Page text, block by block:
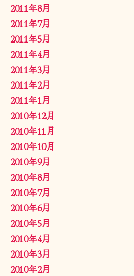
2011年8月
2011年7月
2011年5月
2011年4月
2011年3月
2011年2月
2011年1月
2010年12月
2010年11月
2010年10月
2010年9月
2010年8月
2010年7月
2010年6月
2010年5月
2010年4月
2010年3月
2010年2月